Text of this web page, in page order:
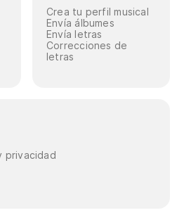
Crea tu perfil musical
Envía álbumes
Envía letras
Correcciones de
letras
privacidad